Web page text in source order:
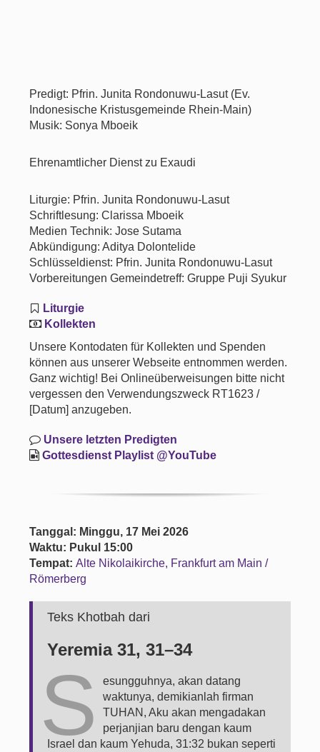
Predigt: Pfrin. Junita Rondonuwu-Lasut (Ev.
Indonesische Kristusgemeinde Rhein-Main)
Musik: Sonya Mboeik
Ehrenamtlicher Dienst zu Exaudi
Liturgie: Pfrin. Junita Rondonuwu-Lasut
Schriftlesung: Clarissa Mboeik
Medien Technik: Jose Sutama
Abkündigung: Aditya Dolontelide
Schlüsseldienst: Pfrin. Junita Rondonuwu-Lasut
Vorbereitungen Gemeindetreff: Gruppe Puji Syukur
Liturgie
Kollekten
Unsere Kontodaten für Kollekten und Spenden
können aus unserer Webseite entnommen werden.
Ganz wichtig! Bei Onlineüberweisungen bitte nicht
vergessen den Verwendungszweck RT1623 /
[Datum] anzugeben.
Unsere letzten Predigten
Gottesdienst Playlist @YouTube
Tanggal: Minggu, 17 Mei 2026
Waktu: Pukul 15:00
Tempat:Alte Nikolaikirche, Frankfurt am Main /
Römerberg
Teks Khotbah dari
Yeremia 31, 31–34
S
esungguhnya, akan datang
waktunya, demikianlah firman
TUHAN, Aku akan mengadakan
perjanjian baru dengan kaum
Israel dan kaum Yehuda, 31:32 bukan seperti